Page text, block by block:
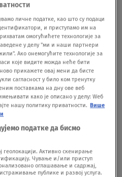
izjava prošla je ispod
menja strategija ruske
Širi se stravičan
16 ukrajinskih ratnih
8
om uništila Putinovu
su ogromne"
10
личне податке, као што су подаци
и приступамо им на
омогућићете технологије за
у делу "ми и наши партнери
Ако онемогућите технологије за
које видите можда неће бити
прикажете овај мени да бисте
сагласност у било ком тренутку
поставкама на дну ове веб
како је описано у делу: Wеб
нашу политику приватности. Више
податке да бисмо
Активно скенирање
Чување и/или приступ
оглашавање и садржај,
публике и развој услуга.